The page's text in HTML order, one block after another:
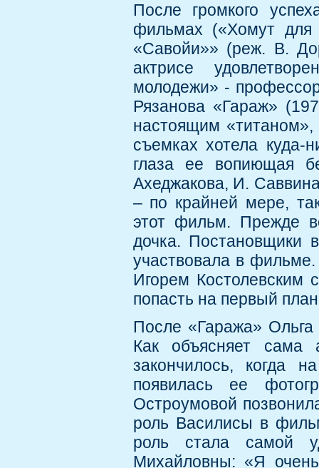
После громкого
фильмах («Хомут
«Савойи»» (реж. В.
актрисе
молодежи» -
Рязанова «Гараж»
настоящим «титаном»,
съемках хотела куда-
глаза ее вопиющая
Ахеджакова, И.
– по крайней мере,
этот фильм. Прежде
дочка.
участвовала в
Игорем Костолевским
попасть на первый
После «Гаража»
Как объясняет сама
закончилось, когда
появилась ее
Остроумовой
роль Василисы в
роль стала самой
Михайловны: «Я